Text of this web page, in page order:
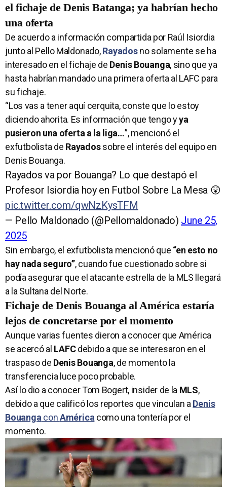
el fichaje de Denis Batanga; ya habrían hecho
una oferta
De acuerdo a información compartida por Raúl Isiordia
junto al Pello Maldonado,Rayadosno solamente se ha
interesado en el fichaje de Denis Bouanga, sino que ya
hasta habrían mandado una primera oferta al LAFC para
su fichaje.
“Los vas a tener aquí cerquita, conste que lo estoy
diciendo ahorita. Es información que tengo yya
pusieron una oferta a la liga…”, mencionó el
exfutbolista de Rayadossobre el interés del equipo en
Denis Bouanga.
Rayados va por Bouanga? Lo que destapó el
Profesor Isiordia hoy en Futbol Sobre La Mesa 😲
pic.twitter.com/qwNzKysTFM
— Pello Maldonado (@Pellomaldonado) June 25,
2025
Sin embargo, el exfutbolista mencionó que “en esto no
hay nada seguro”, cuando fue cuestionado sobre si
podía asegurar que el atacante estrella de la MLS llegará
a la Sultana del Norte.
Fichaje de Denis Bouanga al América estaría
lejos de concretarse por el momento
Aunque varias fuentes dieron a conocer que América
se acercó al LAFCdebido a que se interesaron en el
traspaso de Denis Bouanga, de momento la
transferencia luce poco probable.
Así lo dio a conocer Tom Bogert, insider de la MLS,
debido a que calificó los reportes que vinculan aDenis
BouangaconAméricacomo una tontería por el
momento.